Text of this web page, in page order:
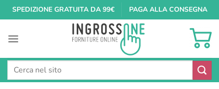
Salta
ai
SPEDIZIONE GRATUITA DA 99€ PAGA ALLA CONSEGNA
Cerca: